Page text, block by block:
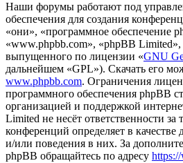
Наши форумы работают под
обеспечения для создания
«они», «программное обеспечение
«www.phpbb.com», «phpBB Limited»,
выпущенного по лицензии «GNU
дальнейшем «GPL»). Скачать его
www.phpbb.com. Ограничения
программного обеспечения phpBB
организацией и поддержкой
Limited не несёт ответственности за
конференций определяет в
и/или поведения в них. За
phpBB обращайтесь по адресу